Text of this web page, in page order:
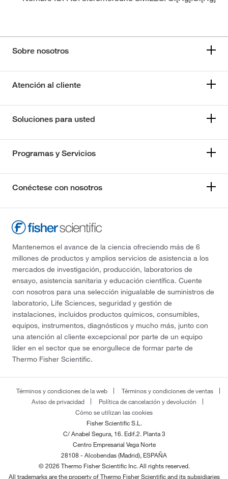
Sobre nosotros
Atención al cliente
Soluciones para usted
Programas y Servicios
Conéctese con nosotros
Mantenemos el avance de la ciencia ofreciendo más de 6
millones de productos y amplios servicios de asistencia a los
mercados de investigación, producción, laboratorios de
ensayo, asistencia sanitaria y educación científica. Cuente
con nosotros para una selección inigualable de suministros de
laboratorio, Life Sciences, seguridad y gestión de
instalaciones, incluidos productos químicos, consumibles,
equipos, instrumentos, diagnósticos y mucho más, junto con
una atención al cliente excepcional por parte de un equipo
líder en el sector que se enorgullece de formar parte de
Thermo Fisher Scientific.
Términos y condiciones de la web
Términos y condiciones de ventas
Aviso de privacidad
Política de cancelación y devolución
Cómo se utilizan las cookies
Fisher Scientific S.L.
C/ Anabel Segura, 16. Edif.2. Planta 3
Centro Empresarial Vega Norte
28108 - Alcobendas (Madrid), ESPAÑA
© 2026 Thermo Fisher Scientific Inc. All rights reserved.
All trademarks are the property of Thermo Fisher Scientific and its subsidiaries